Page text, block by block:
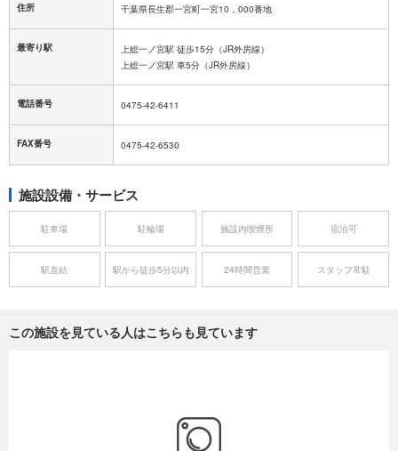
住所 千葉県長生郡一宮町一宮10，000番地
最寄り駅
上総一ノ宮駅 徒歩15分（JR外房線）
上総一ノ宮駅 車5分（JR外房線）
電話番号 0475-42-6411
FAX番号 0475-42-6530
施設設備・サービス
駐車場 駐輪場 施設内喫煙所 宿泊可
駅直結 駅から徒歩5分以内 24時間営業 スタッフ常駐
この施設を見ている人はこちらも見ています